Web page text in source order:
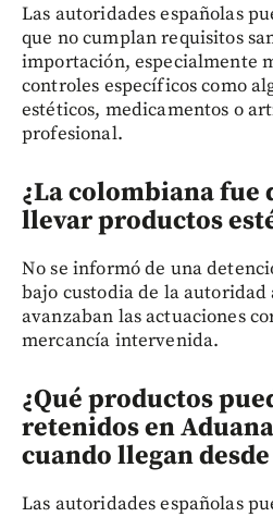
Las autoridades españolas
que no cumplan requisitos
importación, especialmente
controles específicos como
estéticos, medicamentos o
profesional.
¿La colombiana fue
llevar productos
No se informó de una
bajo custodia de la
avanzaban las actuaciones
mercancía intervenida.
¿Qué productos
retenidos en
cuando llegan
Las autoridades españolas